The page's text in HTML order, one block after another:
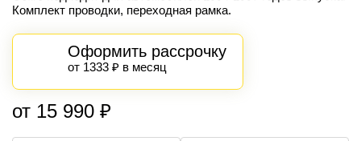
Комплект проводки, переходная рамка.
Оформить рассрочку
от 1333 ₽ в месяц
от 15 990 ₽